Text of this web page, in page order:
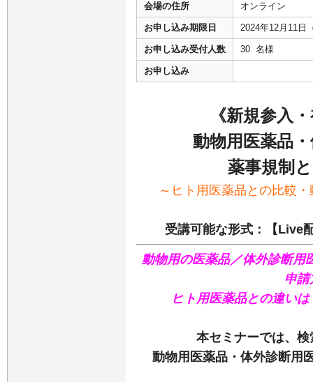
会場の住所 オンライン
お申し込み期限日 2024年12月11日
お申し込み受付人数 30 名様
お申し込み
《新規参入
動物用医薬品
薬事規制
～ヒト用医薬品との比較
受講可能な形式：【Live
動物用の医薬品／体外診断用
申請
ヒト用医薬品との違い
本セミナーでは、
動物用医薬品・体外診断用